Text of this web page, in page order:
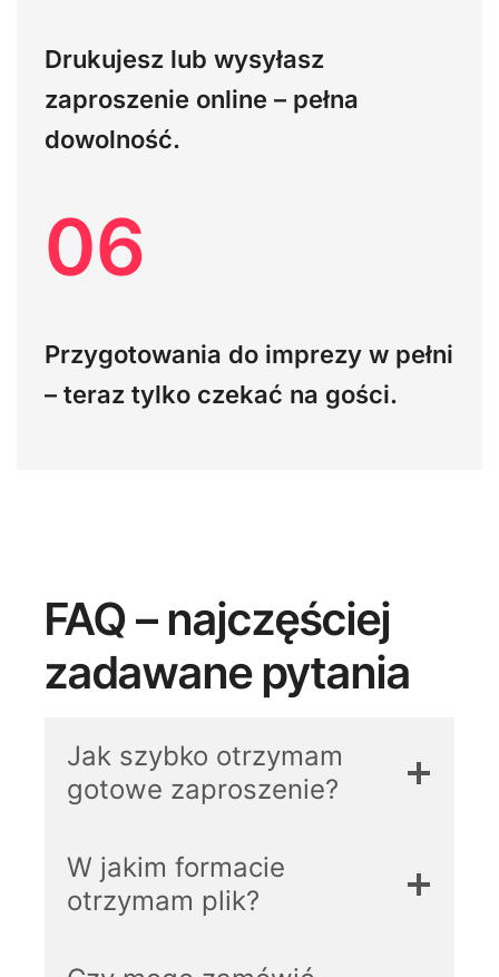
Drukujesz lub wysyłasz
zaproszenie online – pełna
dowolność.
06
Przygotowania do imprezy w pełni
– teraz tylko czekać na gości.
FAQ – najczęściej
zadawane pytania
Jak szybko otrzymam
gotowe zaproszenie?
W jakim formacie
otrzymam plik?